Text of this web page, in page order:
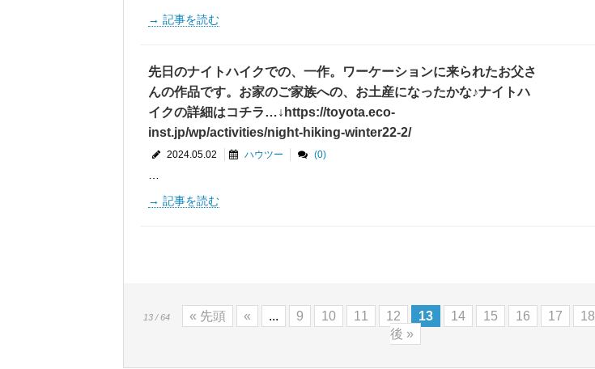
記事を読む
先日のナイトハイクでの、一作。ワーケーションに来られたお父さ
んの作品です。お家のご家族への、お土産になったかな♪ナイトハ
イクの詳細はコチラ…↓https://toyota.eco-
inst.jp/wp/activities/night-hiking-winter22-2/
2024.05.02 ハウツー (0)
記事を読む
13 / 64 « 先頭 « ... 9 10 11 12 13 14 15 16 17 18
後 »